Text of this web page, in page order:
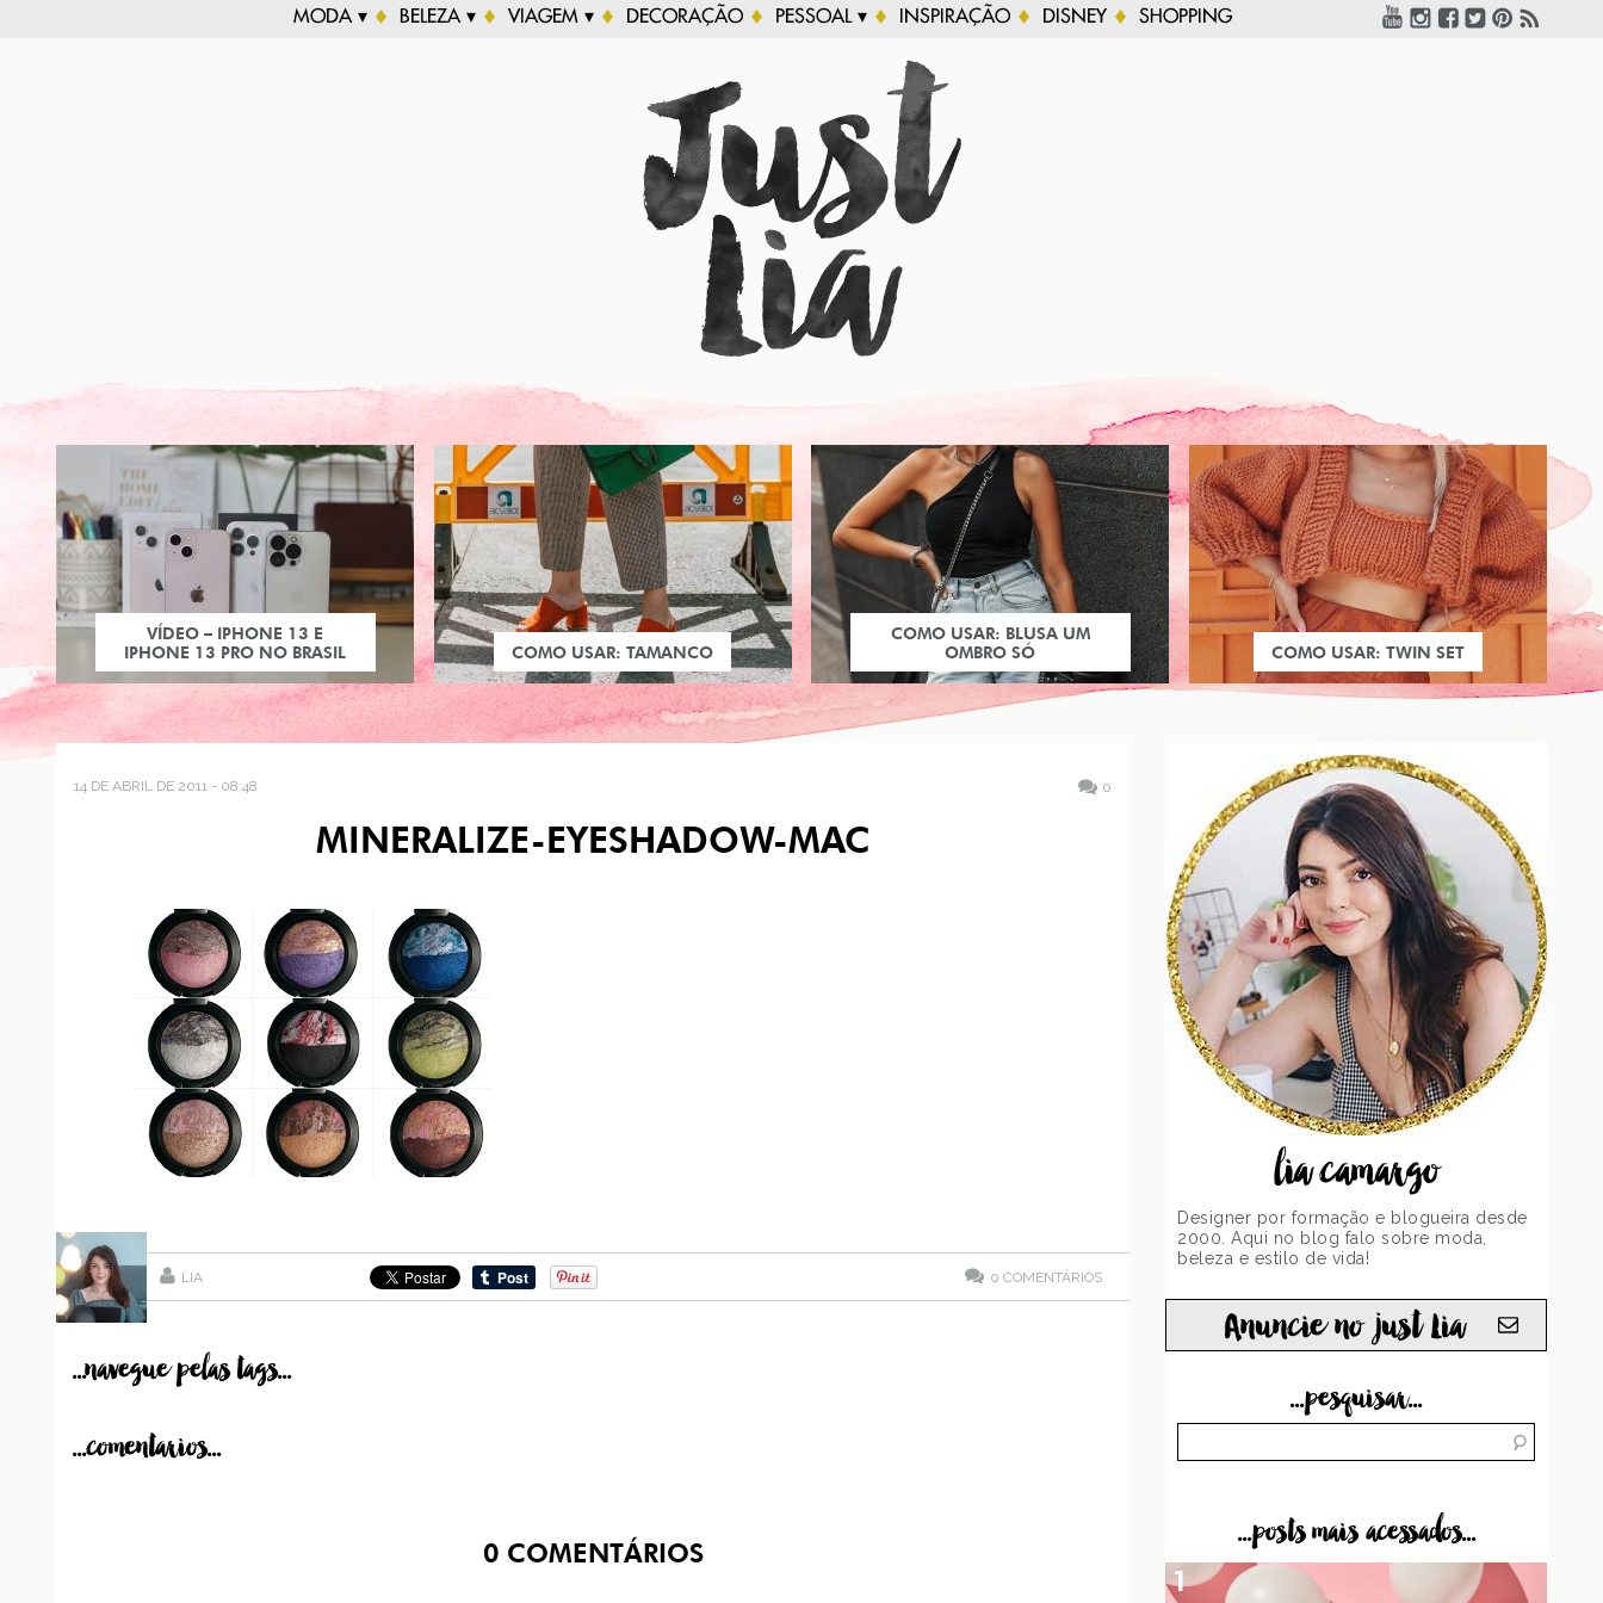
MODA ▾ BELEZA ▾ VIAGEM ▾ DECORAÇÃO PESSOAL ▾ INSPIRAÇÃO DISNEY SHOPPING
VÍDEO – IPHONE 13 E
IPHONE 13 PRO NO BRASIL
COMO USAR: TAMANCO
COMO USAR: BLUSA UM
OMBRO SÓ
COMO USAR: TWIN SET
14 DE ABRIL DE 2011 - 08:48 0
MINERALIZE-EYESHADOW-MAC
LIA 0 COMENTÁRIOS
...navegue pelas tags...
...comentarios...
0COMENTÁRIOS
lia camargo
Designer por formação e blogueira desde
2000. Aqui no blog falo sobre moda,
beleza e estilo de vida!
Anuncie no just Lia
...pesquisar...
...posts mais acessados...
1